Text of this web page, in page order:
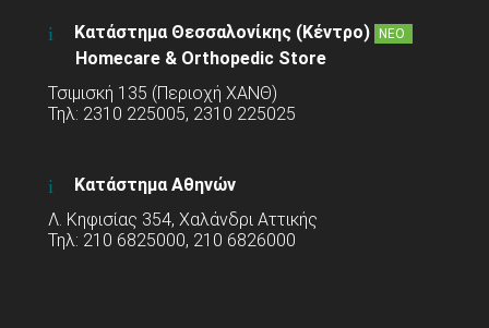
Κατάστημα Θεσσαλονίκης (Κέντρο) ΝΕΟ
Homecare & Orthopedic Store
Τσιμισκή 135 (Περιοχή ΧΑΝΘ)
Τηλ: 2310 225005, 2310 225025
Κατάστημα Αθηνών
Λ. Κηφισίας 354, Χαλάνδρι Αττικής
Τηλ: 210 6825000, 210 6826000